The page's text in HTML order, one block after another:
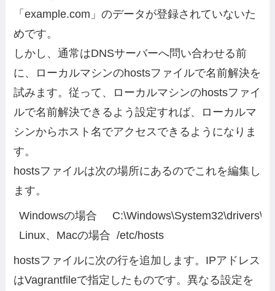
「example.com」のデータが登録されていないた
めです。
しかし、通常はDNSサーバーへ問い合わせる前
に、ローカルマシンのhostsファイルで名前解決を
試みます。従って、ローカルマシンのhostsファイ
ルで名前解決できるよう設定すれば、ローカルマ
シンからホスト名でアクセスできるようになりま
す。
hostsファイルは次の場所にあるのでこれを編集し
ます。
Windowsの場合
Linux、Macの場合  /etc/hosts
hostsファイルに次の行を追加します。IPアドレス
はVagrantfileで指定したものです。異なる設定を